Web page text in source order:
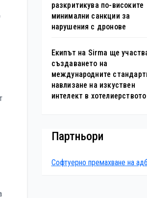
разкритикува по-високите
минимални санкции за
нарушения с дронове
Екипът на Sirma ще
създаването на
международните
навлизане на изкуствен
интелект в хотелиерството
Партньори
Софтуерно премахване на